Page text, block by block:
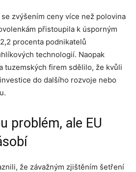
zvýšením ceny více než polovina
přistoupila k úsporným
procenta podnikatelů
technologií. Naopak
tuzemských firem sdělilo, že kvůli
do dalšího rozvoje nebo
problém, ale EU
že závažným zjištěním šetření